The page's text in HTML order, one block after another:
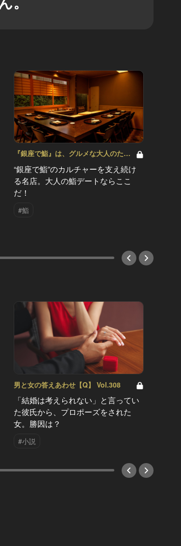
『銀座で鮨』は、グルメな大人のたし
なみだ Vol.10
“銀座で鮨”のカルチャーを支え続け
る名店。大人の鮨デートならここ
だ！
#鮨
男と女の答えあわせ【Q】 Vol.308
「結婚は考えられない」と言ってい
た彼氏から、プロポーズをされた
女。勝因は？
#小説